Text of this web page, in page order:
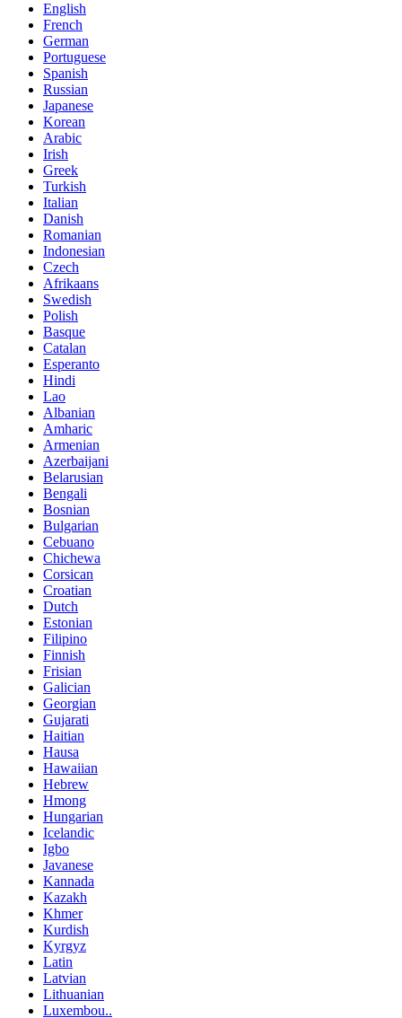
English
French
German
Portuguese
Spanish
Russian
Japanese
Korean
Arabic
Irish
Greek
Turkish
Italian
Danish
Romanian
Indonesian
Czech
Afrikaans
Swedish
Polish
Basque
Catalan
Esperanto
Hindi
Lao
Albanian
Amharic
Armenian
Azerbaijani
Belarusian
Bengali
Bosnian
Bulgarian
Cebuano
Chichewa
Corsican
Croatian
Dutch
Estonian
Filipino
Finnish
Frisian
Galician
Georgian
Gujarati
Haitian
Hausa
Hawaiian
Hebrew
Hmong
Hungarian
Icelandic
Igbo
Javanese
Kannada
Kazakh
Khmer
Kurdish
Kyrgyz
Latin
Latvian
Lithuanian
Luxembou..